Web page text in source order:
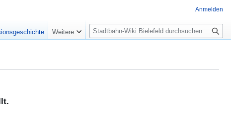
Anmelden
Weitere
S
u
e